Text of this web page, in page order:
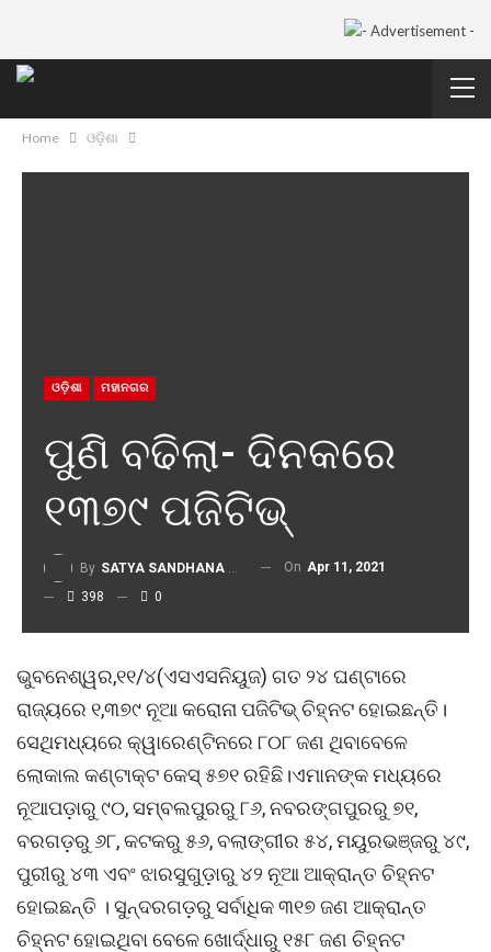
Home ଓଡ଼ିଶା
ଓଡ଼ିଶା ମହାନଗର
ପୁଣି ବଢିଲା- ଦିନକରେ
୧୩୭୯ ପଜିଟିଭ୍
By SATYA SANDHANA DESK On Apr 11, 2021
398
0
ଭୁବନେଶ୍ୱର,୧୧/୪(ଏସଏସନିୟୁଜ) ଗତ ୨୪ ଘଣ୍ଟାରେ
ରାଜ୍ୟରେ ୧,୩୭୯ ନୂଆ କରୋନା ପଜିଟିଭ୍ ଚିହ୍ନଟ ହୋଇଛନ୍ତି।
ସେଥିମଧ୍ୟରେ କ୍ୱାରେଣ୍ଟିନରେ ୮୦୮ ଜଣ ଥିବାବେଳେ
ଲୋକାଲ କଣ୍ଟାକ୍ଟ କେସ୍ ୫୭୧ ରହିଛି।ଏମାନଙ୍କ ମଧ୍ୟରେ
ନୂଆପଡ଼ାରୁ ୯୦, ସମ୍ବଲପୁରରୁ ୮୬, ନବରଙ୍ଗପୁରରୁ ୭୧,
ବରଗଡ଼ରୁ ୬୮, କଟକରୁ ୫୬, ବଲାଙ୍ଗୀର ୫୪, ମୟୁରଭଞ୍ଜରୁ ୪୯,
ପୁରୀରୁ ୪୩ ଏବଂ ଝାରସୁଗୁଡ଼ାରୁ ୪୨ ନୂଆ ଆକ୍ରାନ୍ତ ଚିହ୍ନଟ
ହୋଇଛନ୍ତି । ସୁନ୍ଦରଗଡ଼ରୁ ସର୍ବାଧିକ ୩୧୭ ଜଣ ଆକ୍ରାନ୍ତ
ଚିହ୍ନଟ ହୋଇଥିବା ବେଳେ ଖୋର୍ଦ୍ଧାରୁ ୧୫୮ ଜଣ ଚିହ୍ନଟ